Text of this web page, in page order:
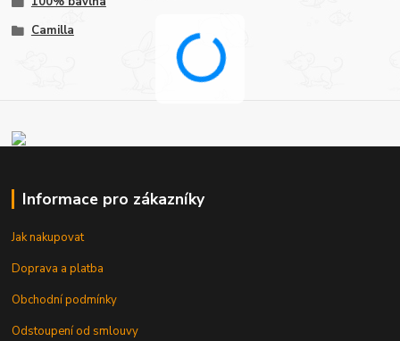
Camilla
Informace pro zákazníky
Jak nakupovat
Doprava a platba
Obchodní podmínky
Odstoupení od smlouvy